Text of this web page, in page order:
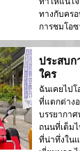
ทางกับคร
การชมโอ
ประสบก
ใคร
ฉันเคยไป
ที่แตกต่าง
บรรยากาศ
ถนนที่เต็ม
ที่น่าทึ่งใน